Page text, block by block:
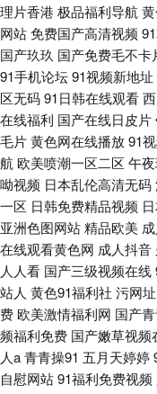
理片香港 极品福利导航
网站免费国产高清视频
国产玖玖 国产免费毛不卡
91手机论坛91视频新地址
区无码91日韩在线观看
在线福利 国产在线日皮片
毛片黄色网在线播放91
航 欧美喷潮一区二区 午
呦视频 日本乱伦高清无码
一区 日韩免费精品视频
亚洲色图网站精品欧美
在线观看黄色网 成人抖音
人人看 国产三级视频在线
站人 黄色91福利社 污网
费 欧美激情福利网 国产
频福利免费 国产嫩草视频
人a青青操91 五月天婷婷
自慰网站91福利免费视频